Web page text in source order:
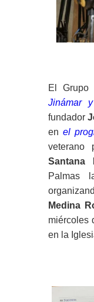
El Grupo
Jinámar
fundador
en el
veterano
Santana
Palmas
Medina
miércoles
en la